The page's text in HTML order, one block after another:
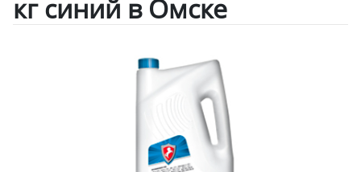
кг синий в Омске